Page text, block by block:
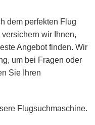
dem perfekten Flug
wir Ihnen,
Angebot finden. Wir
um bei Fragen oder
Sie Ihren
Flugsuchmaschine.